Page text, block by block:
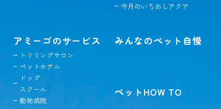
今月のいちおしアクア
アミーゴのサービス
トリミングサロン
ペットホテル
ドッグ
スクール
動物病院
みんなのペット自慢
ペットHOW TO